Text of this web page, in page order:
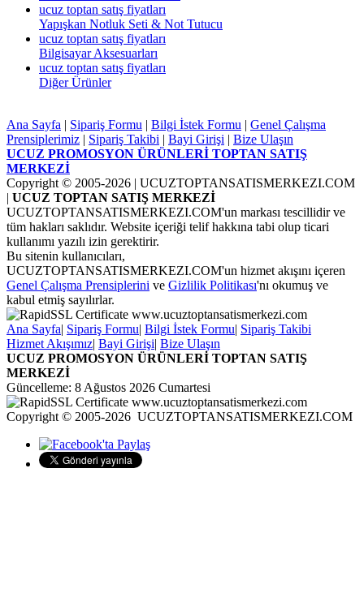
ucuz toptan satış fiyatları
Yapışkan Notluk Seti & Not Tutucu
ucuz toptan satış fiyatları
Bilgisayar Aksesuarları
ucuz toptan satış fiyatları
Diğer Ürünler
Ana Sayfa | Sipariş Formu | Bilgi İstek Formu | Genel Çalışma
Prensiplerimiz | Sipariş Takibi | Bayi Girişi | Bize Ulaşın
UCUZ PROMOSYON ÜRÜNLERİ TOPTAN SATIŞ
MERKEZİ
Copyright © 2005-2026 | UCUZTOPTANSATISMERKEZI.COM
| UCUZ TOPTAN SATIŞ MERKEZİ
UCUZTOPTANSATISMERKEZI.COM'un markası tescillidir ve
tüm hakları saklıdır. Website içeriği telif hakkına tabi olup ticari
kullanımı yazılı izin gerektirir.
Bu sitenin kullanıcıları,
UCUZTOPTANSATISMERKEZI.COM'un hizmet akışını içeren
Genel Çalışma Prensiplerini ve Gizlilik Politikası'nı okumuş ve
kabul etmiş sayılırlar.
Ana Sayfa| Sipariş Formu| Bilgi İstek Formu| Sipariş Takibi
Hizmet Akışımız| Bayi Girişi| Bize Ulaşın
UCUZ PROMOSYON ÜRÜNLERİ TOPTAN SATIŞ
MERKEZİ
Güncelleme: 8 Ağustos 2026 Cumartesi
Copyright © 2005-2026 UCUZTOPTANSATISMERKEZI.COM